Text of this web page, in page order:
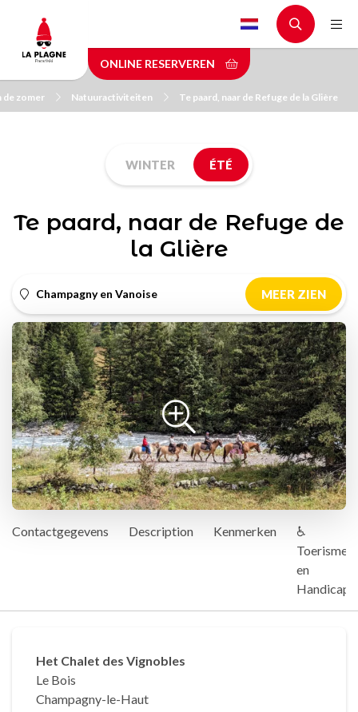
main
content
ONLINE RESERVEREN
de zomer Natuuractiviteiten Te paard, naar de Refuge de la Glière
WINTER ÉTÉ
Te paard, naar de Refuge de
la Glière
Champagny en Vanoise MEER ZIEN
Contactgegevens Description Kenmerken
♿
Toerisme
en
Handicap
Het Chalet des Vignobles
Le Bois
Champagny-le-Haut